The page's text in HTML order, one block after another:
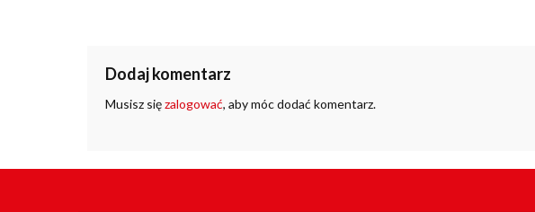
Dodaj komentarz
Musisz sięzalogować, aby móc dodać komentarz.